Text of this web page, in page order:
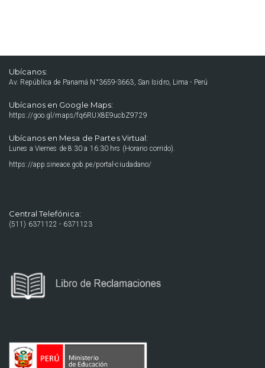
Ubícanos:
Av. República de Panamá N°3659-3663, San Isidro, Lima - Perú
Ubícanos en Google Maps:
https://goo.gl/maps/fq6RUX8E9ucbZ9729
Ubícanos en Mesa de Partes Virtual:
Lunes a Viernes de 8:30 a 16:30 hrs (Horario corrido).
https://app.sineace.gob.pe/portal-ciudadano/
Central Telefónica:
(511) 6371122 - 6371123